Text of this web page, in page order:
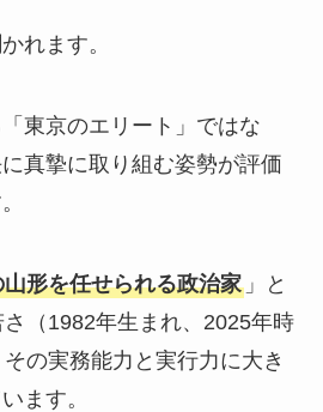
れます。
東京のエリート」ではな
真摯に取り組む姿勢が評価
形を任せられる政治家」と
（1982年生まれ、2025年時
の実務能力と実行力に大き
ます。